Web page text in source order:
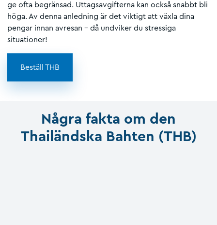
ge ofta begränsad. Uttagsavgifterna kan också snabbt bli
höga. Av denna anledning är det viktigt att växla dina
pengar innan avresan – då undviker du stressiga
situationer!
Beställ THB
Några fakta om den
Thailändska Bahten (THB)